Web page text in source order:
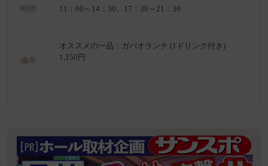
時間 11：00～14：30、17：30～21：30
備考
オススメの一品：ガパオランチ (1ドリンク付き)
1,150円